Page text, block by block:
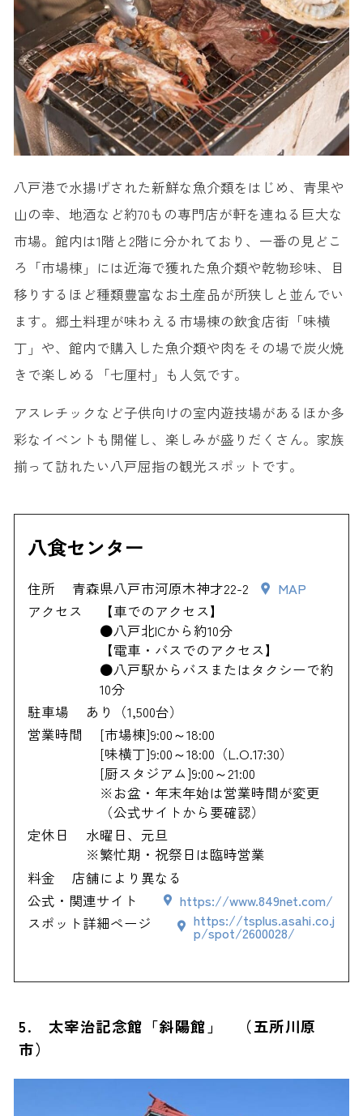
八戸港で水揚げされた新鮮な魚介類をはじめ、青果や
山の幸、地酒など約70もの専門店が軒を連ねる巨大な
市場。館内は1階と2階に分かれており、一番の見どこ
ろ「市場棟」には近海で獲れた魚介類や乾物珍味、目
移りするほど種類豊富なお土産品が所狭しと並んでい
ます。郷土料理が味わえる市場棟の飲食店街「味横
丁」や、館内で購入した魚介類や肉をその場で炭火焼
きで楽しめる「七厘村」も人気です。
アスレチックなど子供向けの室内遊技場があるほか多
彩なイベントも開催し、楽しみが盛りだくさん。家族
揃って訪れたい八戸屈指の観光スポットです。
八食センター
住所 青森県八戸市河原木神才22-2
MAP
アクセス
【車でのアクセス】
●八戸北ICから約10分
【電車・バスでのアクセス】
●八戸駅からバスまたはタクシーで約
10分
駐車場
あり（1,500台）
営業時間
[市場棟]9:00～18:00
[味横丁]9:00～18:00（L.O.17:30）
[厨スタジアム]9:00～21:00
※お盆・年末年始は営業時間が変更
（公式サイトから要確認）
定休日
水曜日、元旦
※繁忙期・祝祭日は臨時営業
料金
店舗により異なる
公式・関連サイト
https://www.849net.com/
スポット詳細ページ
https://tsplus.asahi.co.j
p/spot/2600028/
5. 太宰治記念館「斜陽館」 （五所川原
市）